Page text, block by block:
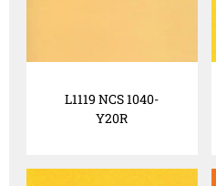
L1119 NCS 1040-
Y20R